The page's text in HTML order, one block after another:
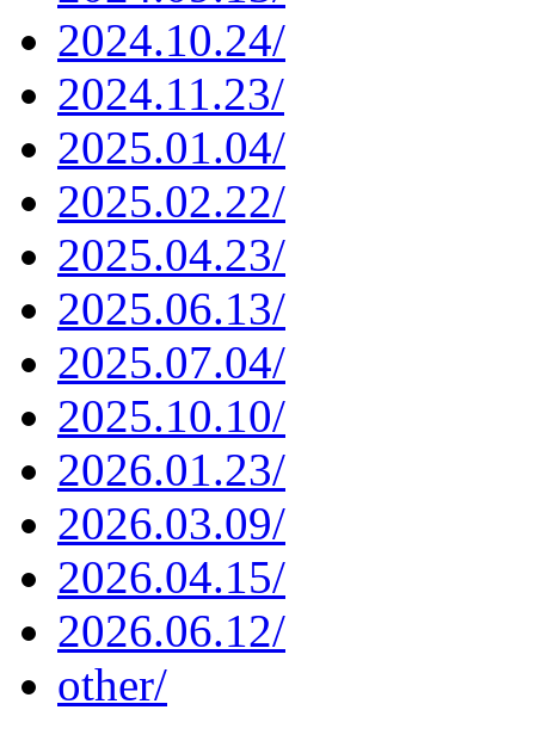
2024.10.24/
2024.11.23/
2025.01.04/
2025.02.22/
2025.04.23/
2025.06.13/
2025.07.04/
2025.10.10/
2026.01.23/
2026.03.09/
2026.04.15/
2026.06.12/
other/